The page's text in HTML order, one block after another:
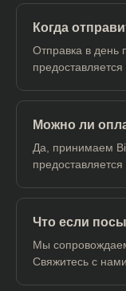
Когда
Отправка в день
предоставляется
Можно ли
Да, принимаем
Что если
Мы
Свяжитесь с